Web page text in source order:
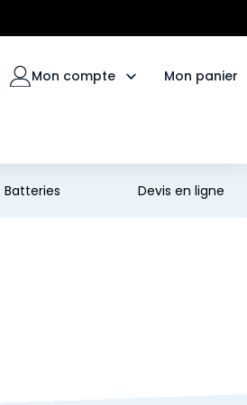
Mon compte Mon panier
Batteries Devis en ligne